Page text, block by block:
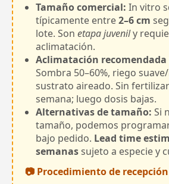
Tamaño comercial: In vitro
típicamente entre2–6 cm
lote. Son etapa juvenily
aclimatación.
Aclimatación recomendada
Sombra 50–60%, riego
sustrato aireado. Sin
semana; luego dosis bajas.
Alternativas de tamaño: Si
tamaño, podemos
bajo pedido. Lead time
semanassujeto a especie y
📷 Procedimiento de recepción